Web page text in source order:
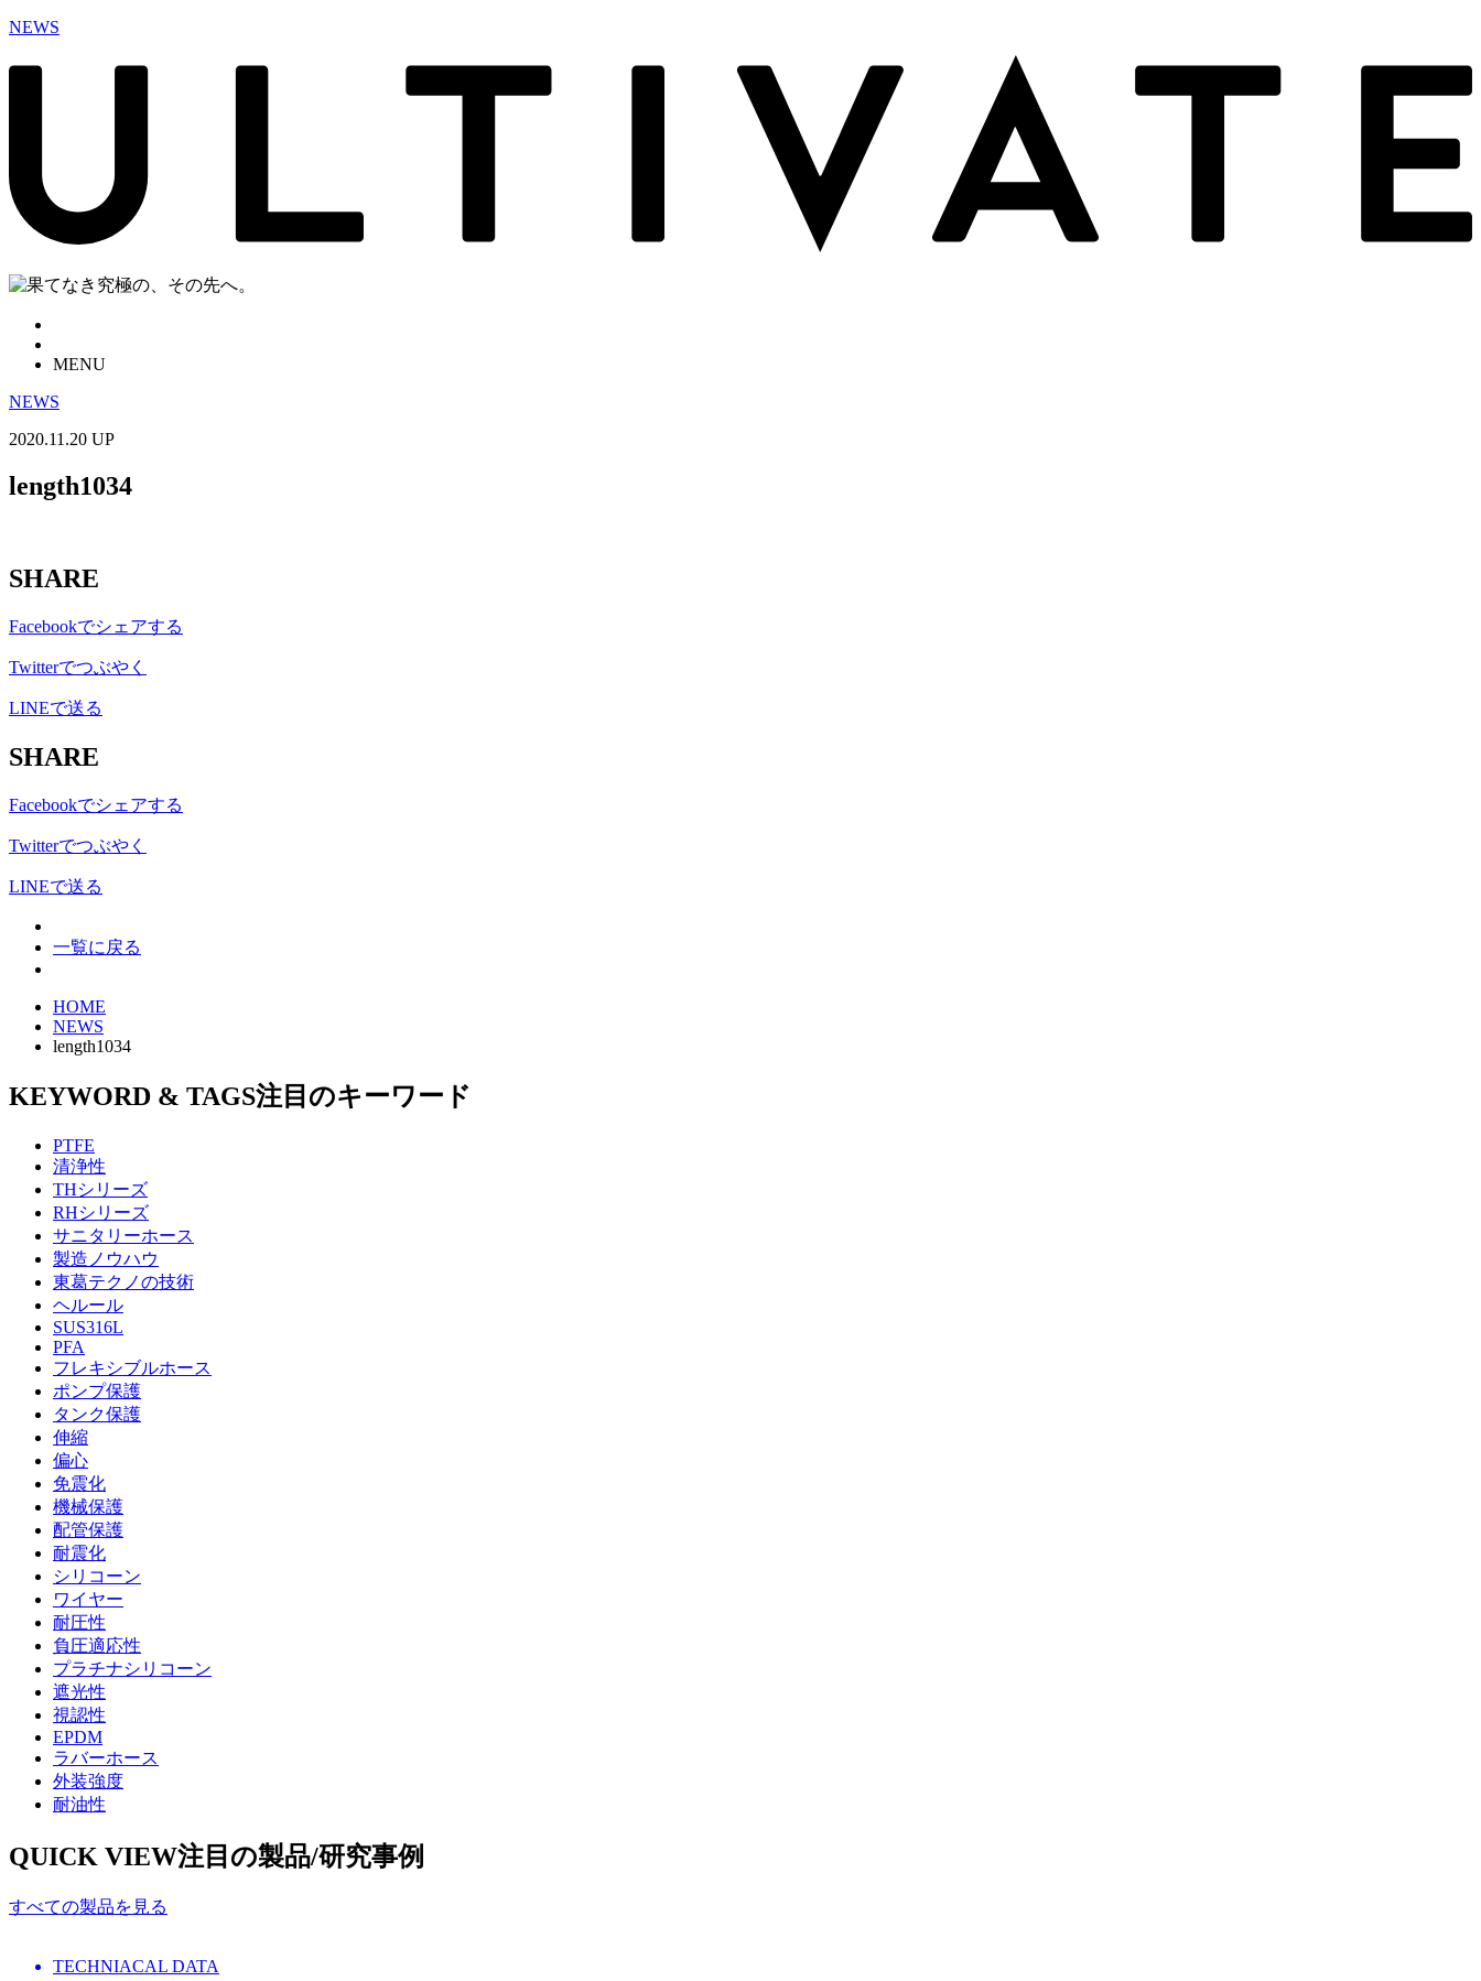
NEWS
MENU
NEWS
2020.11.20 UP
length1034
SHARE
Facebookでシェアする
Twitterでつぶやく
LINEで送る
SHARE
Facebookでシェアする
Twitterでつぶやく
LINEで送る
一覧に戻る
HOME
NEWS
length1034
KEYWORD & TAGS注目のキーワード
PTFE
清浄性
THシリーズ
RHシリーズ
サニタリーホース
製造ノウハウ
東葛テクノの技術
ヘルール
SUS316L
PFA
フレキシブルホース
ポンプ保護
タンク保護
伸縮
偏心
免震化
機械保護
配管保護
耐震化
シリコーン
ワイヤー
耐圧性
負圧適応性
プラチナシリコーン
遮光性
視認性
EPDM
ラバーホース
外装強度
耐油性
QUICK VIEW注目の製品/研究事例
すべての製品を見る
TECHNIACAL DATA